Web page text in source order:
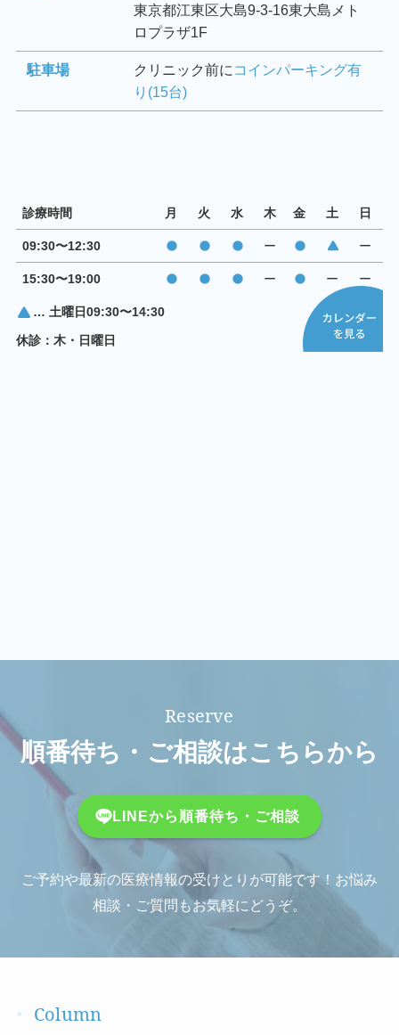
東京都江東区大島9-3-16東大島メト
ロプラザ1F
駐車場 クリニック前に コインパーキング有
り(15台)
診療時間 月 火 水 木 金 土 日
09:30〜12:30 ー ー
15:30〜19:00 ー ー ー
… 土曜日09:30〜14:30
休診：木・日曜日
順番待ち・ご相談はこちらから
LINEから順番待ち・ご相談
ご予約や最新の医療情報の受けとりが可能です！お悩み
相談・ご質問もお気軽にどうぞ。